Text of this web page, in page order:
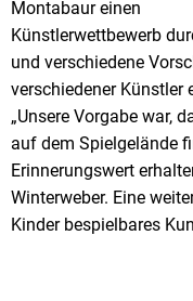
Montabaur einen
Künstlerwettbewerb
und verschiedene
verschiedener Künstler
„Unsere Vorgabe war,
auf dem Spielgelände
Erinnerungswert
Winterweber. Eine
Kinder bespielbares